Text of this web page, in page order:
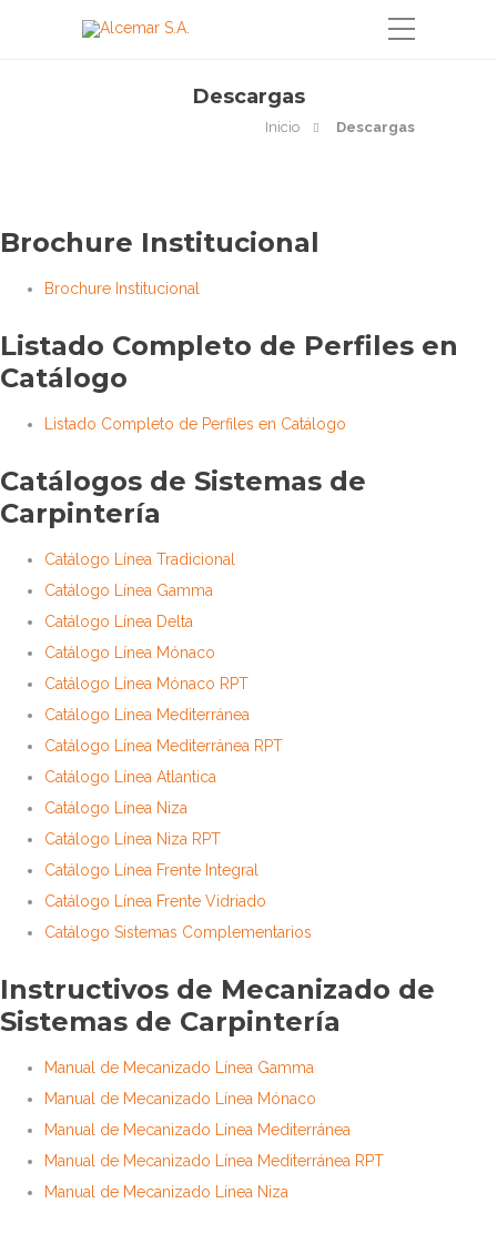
Descargas
Inicio Descargas
Brochure Institucional
Brochure Institucional
Listado Completo de Perfiles en
Catálogo
Listado Completo de Perfiles en Catálogo
Catálogos de Sistemas de
Carpintería
Catálogo Línea Tradicional
Catálogo Línea Gamma
Catálogo Línea Delta
Catálogo Línea Mónaco
Catálogo Línea Mónaco RPT
Catálogo Línea Mediterránea
Catálogo Línea Mediterránea RPT
Catálogo Línea Atlantica
Catálogo Línea Niza
Catálogo Línea Niza RPT
Catálogo Línea Frente Integral
Catálogo Línea Frente Vidriado
Catálogo Sistemas Complementarios
Instructivos de Mecanizado de
Sistemas de Carpintería
Manual de Mecanizado Línea Gamma
Manual de Mecanizado Línea Mónaco
Manual de Mecanizado Línea Mediterránea
Manual de Mecanizado Línea Mediterránea RPT
Manual de Mecanizado Línea Niza